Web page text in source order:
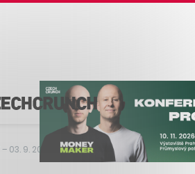
– 03. 9. 2025 –1 min čtení